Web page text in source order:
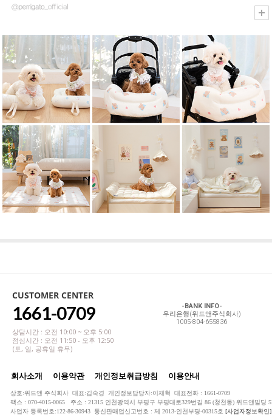
CUSTOMER CENTER
1661-0709
상담시간 : 오전 10:00 ~ 오후 5:00
점심시간 : 오전 11:50 - 오후 12:50
(토, 일, 공휴일 휴무)
-BANK INFO-
우리은행(위드앤주식회사)
1005-804-655836
회사소개 이용약관 개인정보취급방침 이용안내
상호:위드앤 주식회사 대표:김숙경 개인정보담당자:이재혁 대표전화 : 1661-0709
팩스 : 070-4015-0065 주소 : 21315 인천광역시 부평구 부평대로329번길 86 (청천동) 위드앤빌딩
사업자 등록번호:122-86-30943 통신판매업신고번호 : 제 2013-인천부평-00315호 [사업자정보확인]